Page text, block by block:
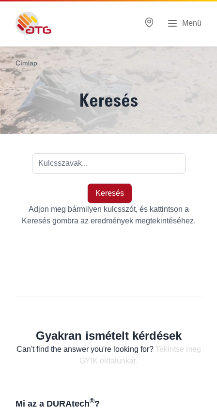
Menü
Címlap
Keresés
Adjon meg bármilyen kulcsszót, és kattintson a
Keresés gombra az eredmények megtekintéséhez.
Gyakran ismételt kérdések
Can't find the answer you're looking for? Tekintse meg
GYIK oldalunkat.
Mi az a DURAtech®?